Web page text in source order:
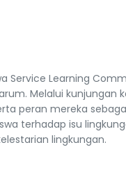
Service Learning
Melalui kunjungan
peran mereka
terhadap isu
lingkungan.